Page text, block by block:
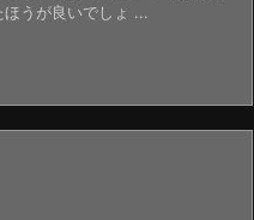
うが良いでしょ ...